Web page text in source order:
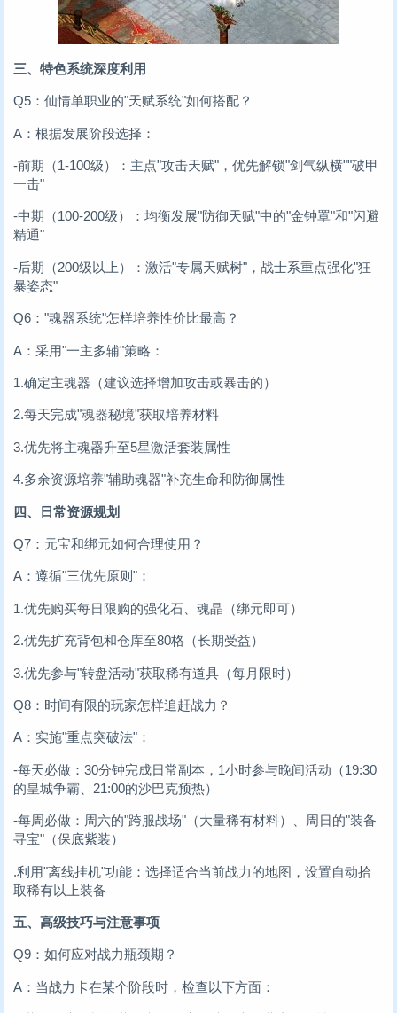
三、特色系统深度利用
Q5：仙情单职业的"天赋系统"如何搭配？
A：根据发展阶段选择：
-前期（1-100级）：主点"攻击天赋"，优先解锁"剑气纵横""破甲
一击"
-中期（100-200级）：均衡发展"防御天赋"中的"金钟罩"和"闪避
精通"
-后期（200级以上）：激活"专属天赋树"，战士系重点强化"狂
暴姿态"
Q6："魂器系统"怎样培养性价比最高？
A：采用"一主多辅"策略：
1.确定主魂器（建议选择增加攻击或暴击的）
2.每天完成"魂器秘境"获取培养材料
3.优先将主魂器升至5星激活套装属性
4.多余资源培养"辅助魂器"补充生命和防御属性
四、日常资源规划
Q7：元宝和绑元如何合理使用？
A：遵循"三优先原则"：
1.优先购买每日限购的强化石、魂晶（绑元即可）
2.优先扩充背包和仓库至80格（长期受益）
3.优先参与"转盘活动"获取稀有道具（每月限时）
Q8：时间有限的玩家怎样追赶战力？
A：实施"重点突破法"：
-每天必做：30分钟完成日常副本，1小时参与晚间活动（19:30
的皇城争霸、21:00的沙巴克预热）
-每周必做：周六的"跨服战场"（大量稀有材料）、周日的"装备
寻宝"（保底紫装）
.利用"离线挂机"功能：选择适合当前战力的地图，设置自动拾
取稀有以上装备
五、高级技巧与注意事项
Q9：如何应对战力瓶颈期？
A：当战力卡在某个阶段时，检查以下方面：